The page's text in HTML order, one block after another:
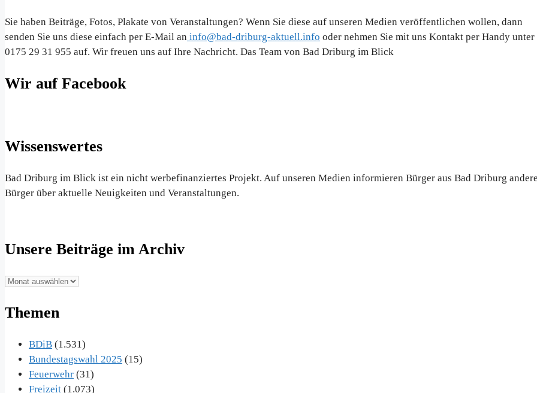
Sie haben Beiträge, Fotos, Plakate von Veranstaltungen? Wenn Sie diese auf unseren Medien veröffentlichen wollen, dann
senden Sie uns diese einfach per E-Mail an info@bad-driburg-aktuell.info oder nehmen Sie mit uns Kontakt per Handy unter
0175 29 31 955 auf. Wir freuen uns auf Ihre Nachricht. Das Team von Bad Driburg im Blick
Wir auf Facebook
Wissenswertes
Bad Driburg im Blick ist ein nicht werbefinanziertes Projekt. Auf unseren Medien informieren Bürger aus Bad Driburg
Bürger über aktuelle Neuigkeiten und Veranstaltungen.
Unsere Beiträge im Archiv
Unsere
im
Themen
BDiB (1.531)
Bundestagswahl 2025 (15)
Feuerwehr (31)
Freizeit (1.073)